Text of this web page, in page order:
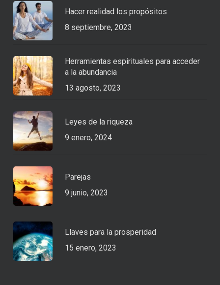
Hacer realidad los propósitos
8 septiembre, 2023
Herramientas espirituales para acceder
a la abundancia
13 agosto, 2023
Leyes de la riqueza
9 enero, 2024
Parejas
9 junio, 2023
Llaves para la prosperidad
15 enero, 2023